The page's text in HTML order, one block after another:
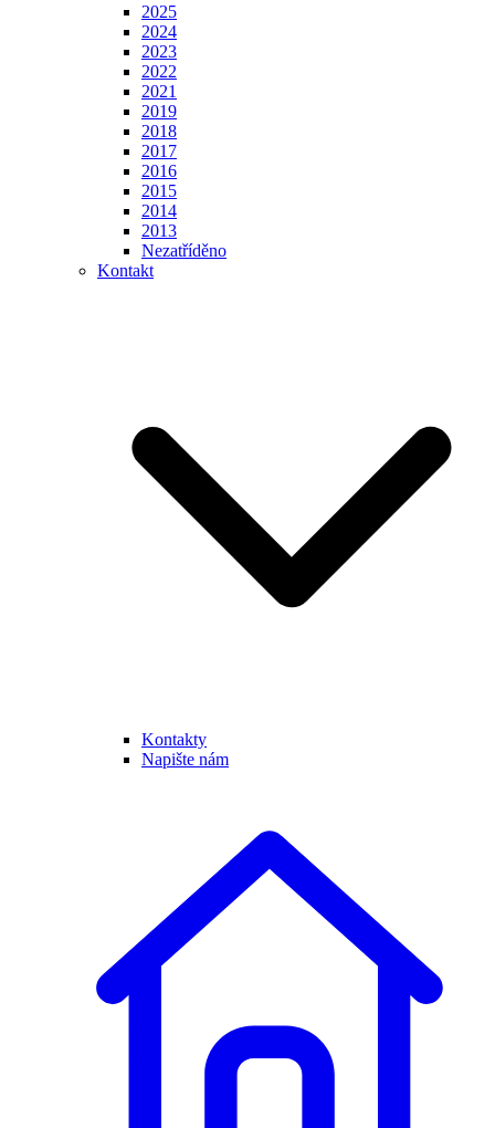
2025
2024
2023
2022
2021
2019
2018
2017
2016
2015
2014
2013
Nezatříděno
Kontakt
Kontakty
Napište nám